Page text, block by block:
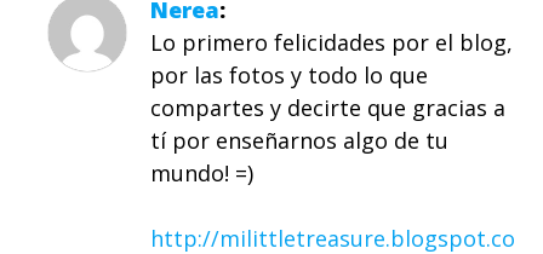
Nerea
Lo primero felicidades por el blog,
por las fotos y todo lo que
compartes y decirte que gracias a
tí por enseñarnos algo de tu
mundo! =)
http://milittletreasure.blogspot.co